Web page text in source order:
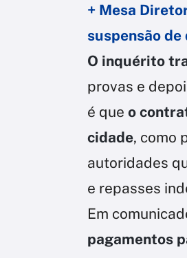
+ Mesa
suspensão
O inquérito
provas e
é que o
cidade, como
autoridades
e repasses
Em
pagamentos